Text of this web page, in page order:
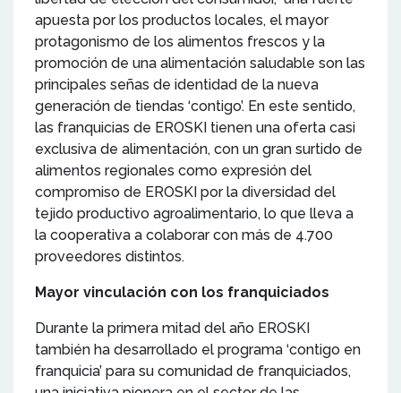
apuesta por los productos locales, el mayor
protagonismo de los alimentos frescos y la
promoción de una alimentación saludable son las
principales señas de identidad de la nueva
generación de tiendas ‘contigo’. En este sentido,
las franquicias de EROSKI tienen una oferta casi
exclusiva de alimentación, con un gran surtido de
alimentos regionales como expresión del
compromiso de EROSKI por la diversidad del
tejido productivo agroalimentario, lo que lleva a
la cooperativa a colaborar con más de 4.700
proveedores distintos.
Mayor vinculación con los franquiciados
Durante la primera mitad del año EROSKI
también ha desarrollado el programa ‘contigo en
franquicia’ para su comunidad de franquiciados,